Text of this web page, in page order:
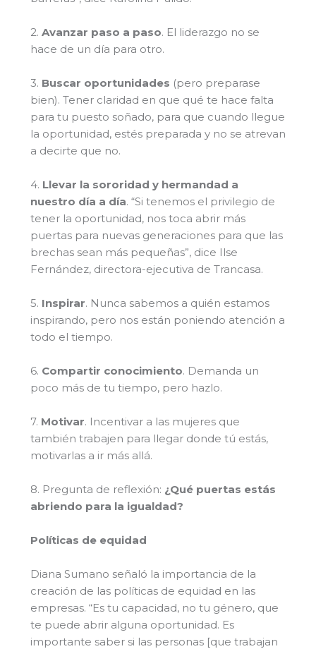
2. Avanzar paso a paso. El liderazgo no se
hace de un día para otro.
3. Buscar oportunidades (pero preparase
bien). Tener claridad en que qué te hace falta
para tu puesto soñado, para que cuando llegue
la oportunidad, estés preparada y no se atrevan
a decirte que no.
4. Llevar la sororidad y hermandad a
nuestro día a día. “Si tenemos el privilegio de
tener la oportunidad, nos toca abrir más
puertas para nuevas generaciones para que las
brechas sean más pequeñas”, dice Ilse
Fernández, directora-ejecutiva de Trancasa.
5. Inspirar. Nunca sabemos a quién estamos
inspirando, pero nos están poniendo atención a
todo el tiempo.
6. Compartir conocimiento. Demanda un
poco más de tu tiempo, pero hazlo.
7. Motivar. Incentivar a las mujeres que
también trabajen para llegar donde tú estás,
motivarlas a ir más allá.
8. Pregunta de reflexión: ¿Qué puertas estás
abriendo para la igualdad?
Políticas de equidad
Diana Sumano señaló la importancia de la
creación de las políticas de equidad en las
empresas. “Es tu capacidad, no tu género, que
te puede abrir alguna oportunidad. Es
importante saber si las personas [que trabajan